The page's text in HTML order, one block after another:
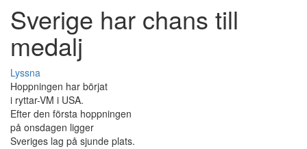
Sverige har chans till
medalj
Lyssna
Hoppningen har börjat
i ryttar-VM i USA.
Efter den första hoppningen
på onsdagen ligger
Sveriges lag på sjunde plats.